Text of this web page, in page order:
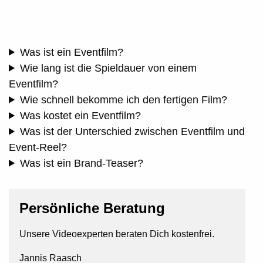
Was ist ein Eventfilm?
Wie lang ist die Spieldauer von einem
Eventfilm?
Wie schnell bekomme ich den fertigen Film?
Was kostet ein Eventfilm?
Was ist der Unterschied zwischen Eventfilm und
Event-Reel?
Was ist ein Brand-Teaser?
Persönliche Beratung
Unsere Videoexperten beraten Dich kostenfrei.
Jannis Raasch